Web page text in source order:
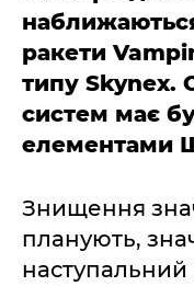
ракети
типу Skynex.
систем має
елементами
Знищення
планують,
наступальний